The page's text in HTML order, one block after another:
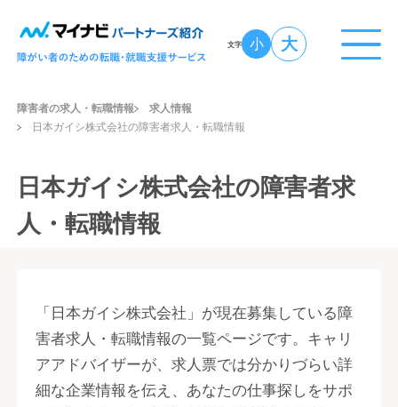
文字 小 大
障害者の求人・転職情報
求人情報
日本ガイシ株式会社の障害者求人・転職情報
日本ガイシ株式会社の障害者求
人・転職情報
「日本ガイシ株式会社」が現在募集している障
害者求人・転職情報の一覧ページです。キャリ
アアドバイザーが、求人票では分かりづらい詳
細な企業情報を伝え、あなたの仕事探しをサポ